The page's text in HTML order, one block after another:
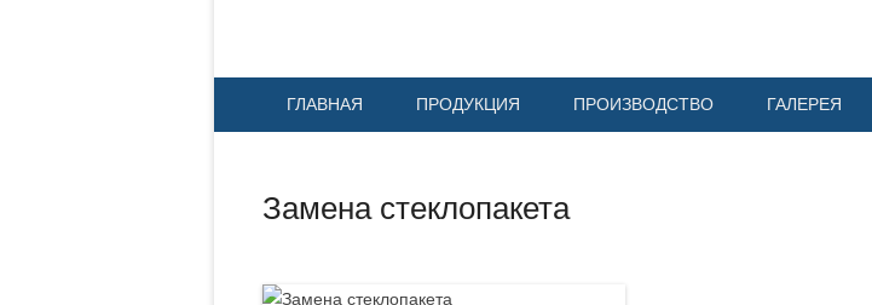
ГЛАВНАЯ ПРОДУКЦИЯ ПРОИЗВОДСТВО ГАЛЕРЕЯ
Замена стеклопакета